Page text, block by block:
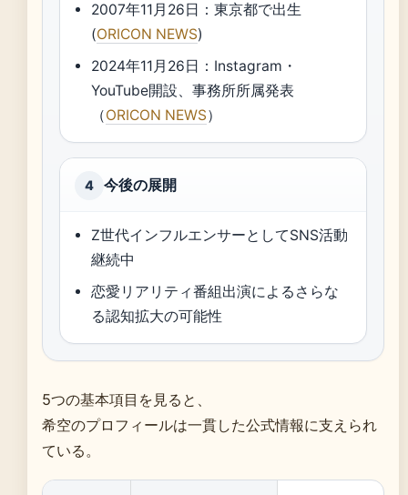
2007年11月26日：東京都で出生
(ORICON NEWS)
2024年11月26日：Instagram・
YouTube開設、事務所所属発表
（ORICON NEWS）
4 今後の展開
Z世代インフルエンサーとしてSNS活動
継続中
恋愛リアリティ番組出演によるさらな
る認知拡大の可能性
5つの基本項目を見ると、
希空のプロフィールは一貫した公式情報に支えられ
ている。